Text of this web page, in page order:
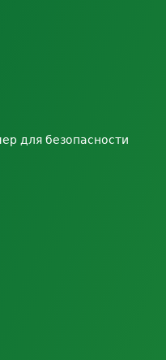
для безопасности